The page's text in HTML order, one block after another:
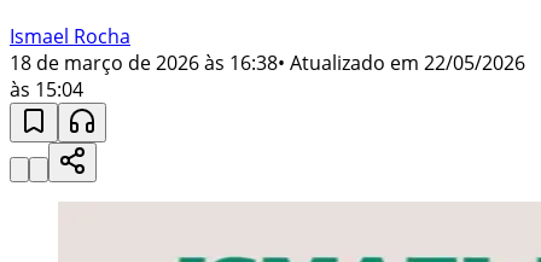
Ismael Rocha
18 de março de 2026 às 16:38• Atualizado em 22/05/2026
às 15:04